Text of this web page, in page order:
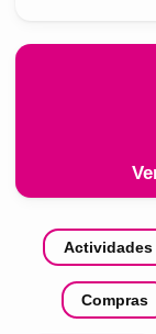
Actividades
Compras